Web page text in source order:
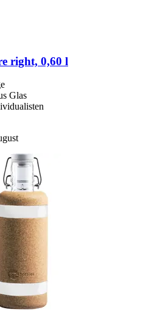
right, 0,60 l
Glas